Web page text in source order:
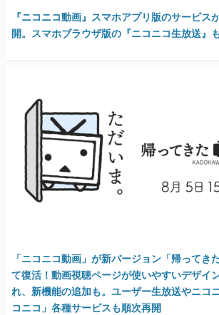
『ニコニコ動画』スマホアプリ版のサービ
開。スマホブラウザ版の『ニコニコ生放送』
「ニコニコ動画」が新バージョン「帰ってき
て復活！動画視聴ページが使いやすいデザイ
れ、新機能の追加も。ユーザー生放送やニコ
コニコ」各種サービスも順次再開